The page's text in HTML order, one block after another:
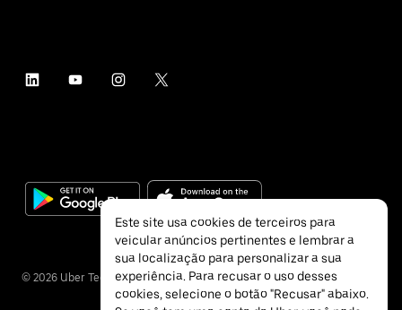
© 2026 Uber Technologies Inc.
Este site usa cookies de terceiros para
veicular anúncios pertinentes e lembrar a
sua localização para personalizar a sua
experiência. Para recusar o uso desses
cookies, selecione o botão "Recusar" abaixo.